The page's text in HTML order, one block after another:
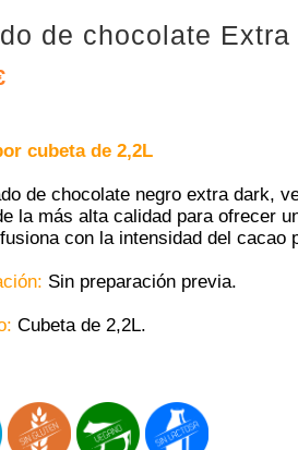
de chocolate
cubeta de 2,2L
de chocolate negro extra dark,
la más alta calidad para ofrecer
con la intensidad del cacao
Sin preparación previa.
Cubeta de 2,2L.